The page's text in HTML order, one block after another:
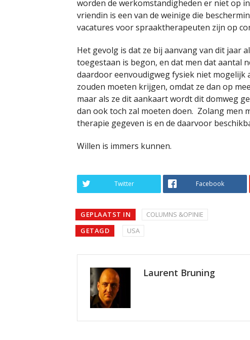
worden de werkomstandigheden er niet op
vriendin is een van de weinige die
vacatures voor spraaktherapeuten zijn op
Het gevolg is dat ze bij aanvang van dit jaar
toegestaan is begon, en dat men dat aantal
daardoor eenvoudigweg fysiek niet mogelijk
zouden moeten krijgen, omdat ze dan op
maar als ze dit aankaart wordt dit domweg
dan ook toch zal moeten doen. Zolang men
therapie gegeven is en de daarvoor
Willen is immers kunnen.
Twitter Facebook
GEPLAATST IN
COLUMNS &OPINIE
GETAGD
USA
Laurent Bruning